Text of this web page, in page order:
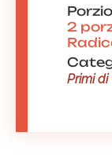
2
Primi di